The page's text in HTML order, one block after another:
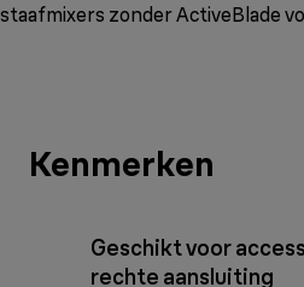
staafmixers zonder ActiveBlade
Kenmerken
Geschikt voor
rechte aansluiting